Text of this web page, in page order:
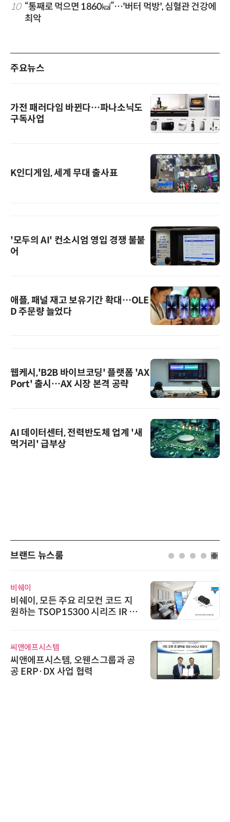
10 “통째로 먹으면 1860㎉”…'버터 먹방', 심혈관 건강에
최악
주요뉴스
가전 패러다임 바뀐다…파나소닉도
구독사업
K인디게임, 세계 무대 출사표
'모두의 AI' 컨소시엄 영입 경쟁 불붙
어
애플, 패널 재고 보유기간 확대…OLE
D 주문량 늘었다
웹케시,'B2B 바이브코딩' 플랫폼 'AX
Port' 출시…AX 시장 본격 공략
AI 데이터센터, 전력반도체 업계 '새
먹거리' 급부상
브랜드 뉴스룸
비쉐이
비쉐이, 모든 주요 리모컨 코드 지
원하는 TSOP15300 시리즈 IR 수
씨앤에프시스템
씨앤에프시스템, 오웬스그룹과 공
공 ERP·DX 사업 협력